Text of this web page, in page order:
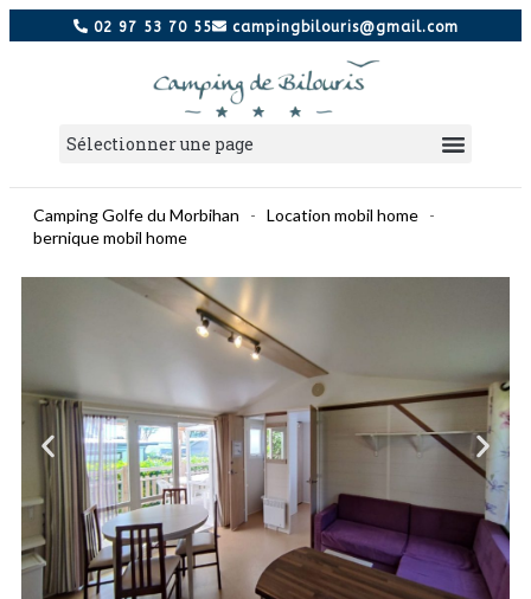
02 97 53 70 55 campingbilouris@gmail.com
Camping Golfe du Morbihan - Location mobil home -
bernique mobil home